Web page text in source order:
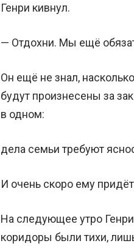
Генри кивнул.
— Отдохни. Мы ещё
Он ещё не знал,
будут произнесены за
в одном:
дела семьи требуют
И очень скоро ему
На следующее утро
коридоры были тихи,